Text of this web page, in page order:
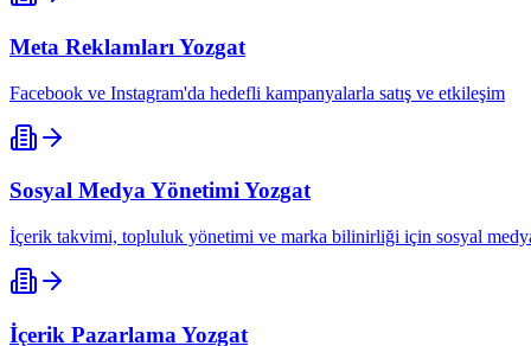
Meta Reklamları Yozgat
Facebook ve Instagram'da hedefli kampanyalarla satış ve etkileşim
Sosyal Medya YönetimiYozgat
İçerik takvimi, topluluk yönetimi ve marka bilinirliği için sosyal
İçerik Pazarlama Yozgat